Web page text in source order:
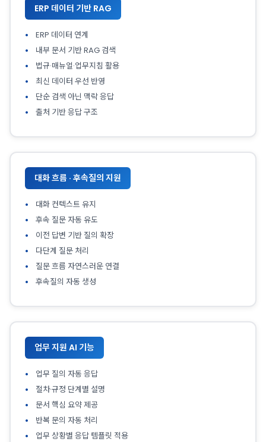
ERP 데이터 기반 RAG
ERP 데이터 연계
내부 문서 기반 RAG 검색
법규·매뉴얼·업무지침 활용
최신 데이터 우선 반영
단순 검색 아닌 맥락 응답
출처 기반 응답 구조
대화 흐름 · 후속질의 지원
대화 컨텍스트 유지
후속 질문 자동 유도
이전 답변 기반 질의 확장
다단계 질문 처리
질문 흐름 자연스러운 연결
후속질의 자동 생성
업무 지원 AI 기능
업무 질의 자동 응답
절차·규정 단계별 설명
문서 핵심 요약 제공
반복 문의 자동 처리
업무 상황별 응답 템플릿 적용